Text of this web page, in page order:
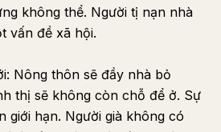
không thể. Người tị nạn nhà
vấn đề xã hội.
Nông thôn sẽ đầy nhà bỏ
thị sẽ không còn chỗ để ở. Sự
giới hạn. Người già không có